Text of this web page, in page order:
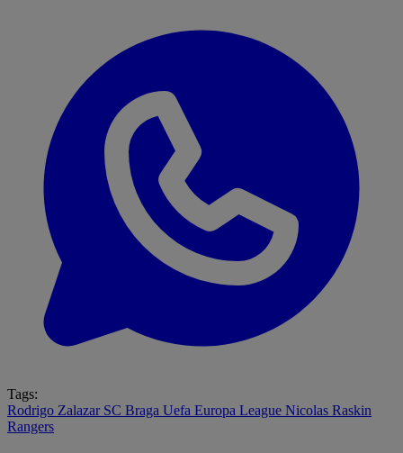
Tags:
Rodrigo Zalazar SC Braga Uefa Europa League Nicolas Raskin
Rangers